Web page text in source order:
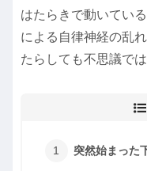
はたらきで動いてい
による自律神経の乱
たらしても不思議では
突然始まった